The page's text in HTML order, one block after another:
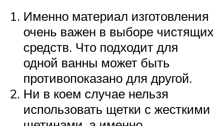
Именно материал изготовления
очень важен в выборе чистящих
средств. Что подходит для
одной ванны может быть
противопоказано для другой.
Ни в коем случае нельзя
использовать щетки с жесткими